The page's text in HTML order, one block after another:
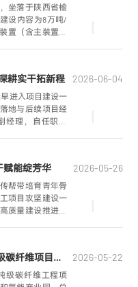
坐落于陕西省榆
设内容为8万吨/
置（含主装置、
耕实干拓新程 2026-06-04
进入项目建设一
地与后续项目经
理，自任职以
赋能绽芳华 2026-05-26
帮带培育青年骨
项目攻坚建设一
质量建设推进，
向“星”而行丨东华能源（茂名）万吨级碳纤维项目：匠心筑品质 创星树标杆 2026-05-22
级碳纤维工程项